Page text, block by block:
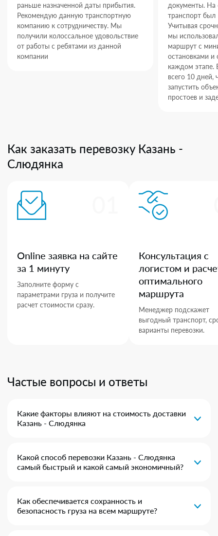
раньше назначенной даты прибытия.
Рекомендую данную транспортную
компанию к сотрудничеству. Мы
получили колоссальное удовольствие
от работы с ребятами из данной
компании
документы. На
транспорт был
Учитывая
мы
маршрут с
остановками и
каждом этапе.
всего 10 дней,
запустить
простоев и
Как заказать перевозку Казань -
Слюдянка
Online заявка на сайте
за 1 минуту
Заполните форму с
параметрами груза и получите
расчет стоимости сразу.
Консультация с
логистом и
оптимального
маршрута
Менеджер подскажет
выгодный транспорт,
варианты перевозки.
Частые вопросы и ответы
Какие факторы влияют на стоимость доставки
Казань - Слюдянка
Какой способ перевозки Казань - Слюдянка
самый быстрый и какой самый экономичный?
Как обеспечивается сохранность и
безопасность груза на всем маршруте?